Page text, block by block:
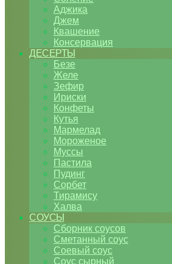
Аджика
Джем
Квашение
Консервация
ДЕСЕРТЫ
Безе
Желе
Зефир
Ириски
Конфеты
Кутья
Мармелад
Мороженое
Муссы
Пастила
Пудинг
Сорбет
Тирамису
Халва
СОУСЫ
Сборник соусов
Сметанный соус
Соевый соус
Соус сырный